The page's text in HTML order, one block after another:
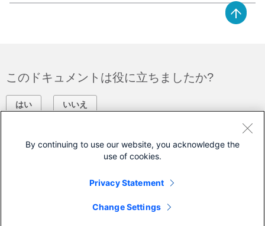
このドキュメントは役に立ちましたか?
はい いいえ
シスコ サービス契約が必要です。)
By continuing to use our website, you acknowledge the
use of cookies.
Privacy Statement
Change Settings